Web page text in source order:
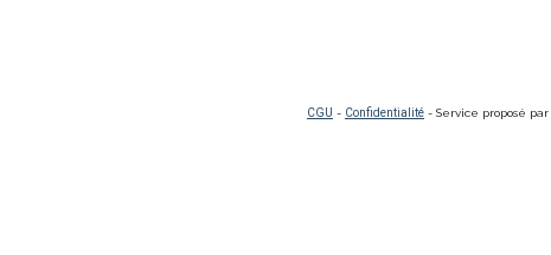
CGU - Confidentialité - Service proposé par